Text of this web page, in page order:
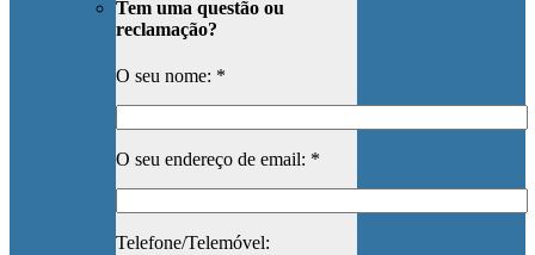
Tem uma questão ou
reclamação?
O seu nome: *
O seu endereço de email: *
Telefone/Telemóvel: